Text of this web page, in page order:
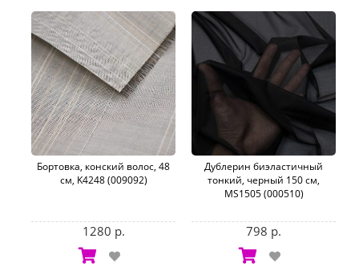
Бортовка, конский волос, 48
см, K4248 (009092)
1280 р.
Дублерин биэластичный
тонкий, черный 150 см,
MS1505 (000510)
798 р.